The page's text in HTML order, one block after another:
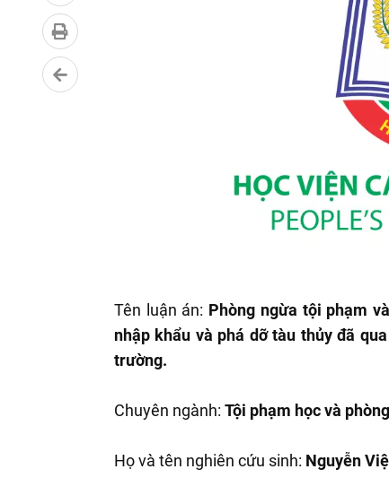
Tên luận án: Phòng ngừa tội phạm
nhập khẩu và phá dỡ tàu thủy đã
trường.
Chuyên ngành: Tội phạm học và
Họ và tên nghiên cứu sinh: Nguyễn